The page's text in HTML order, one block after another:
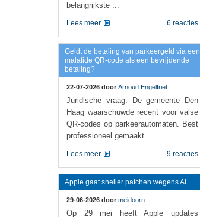
belangrijkste ...
6 reacties
Lees meer
Geldt de betaling van parkeergeld via een
malafide QR-code als een bevrijdende
betaling?
22-07-2026 door Arnoud Engelfriet
Juridische vraag: De gemeente Den
Haag waarschuwde recent voor valse
QR-codes op parkeerautomaten. Best
professioneel gemaakt ...
9 reacties
Lees meer
Apple gaat sneller patchen wegens AI
29-06-2026 door meidoorn
Op 29 mei heeft Apple updates